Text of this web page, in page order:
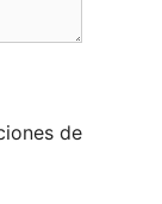
de